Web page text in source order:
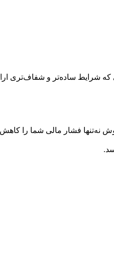
ساده‌تر و شفاف‌تری ارائه
نه‌تنها فشار مالی شما را